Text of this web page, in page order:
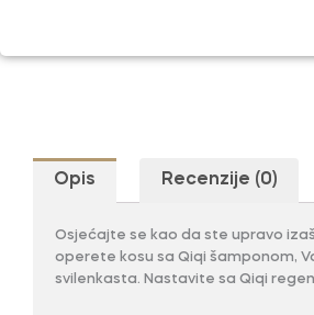
Opis Recenzije (0)
Osjećajte se kao da ste upravo
operete kosu sa Qiqi šamponom,
svilenkasta. Nastavite sa Qiqi